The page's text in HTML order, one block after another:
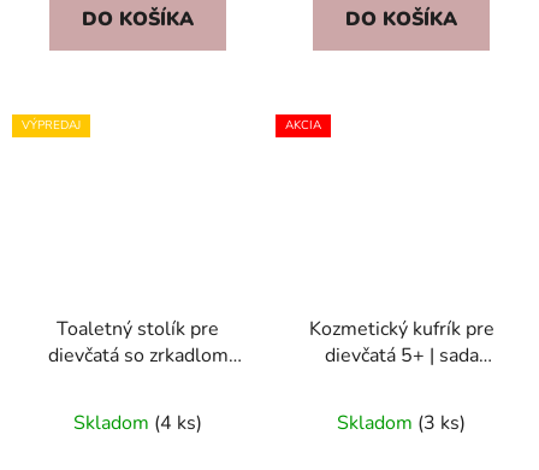
DO KOŠÍKA DO KOŠÍKA
VÝPREDAJ
Toaletný stolík pre
dievčatá so zrkadlom
Skladom (4 ks)
AKCIA
Kozmetický kufrík pre
dievčatá 5+ | sada
dielov, umývateľné
Skladom (3 ks)